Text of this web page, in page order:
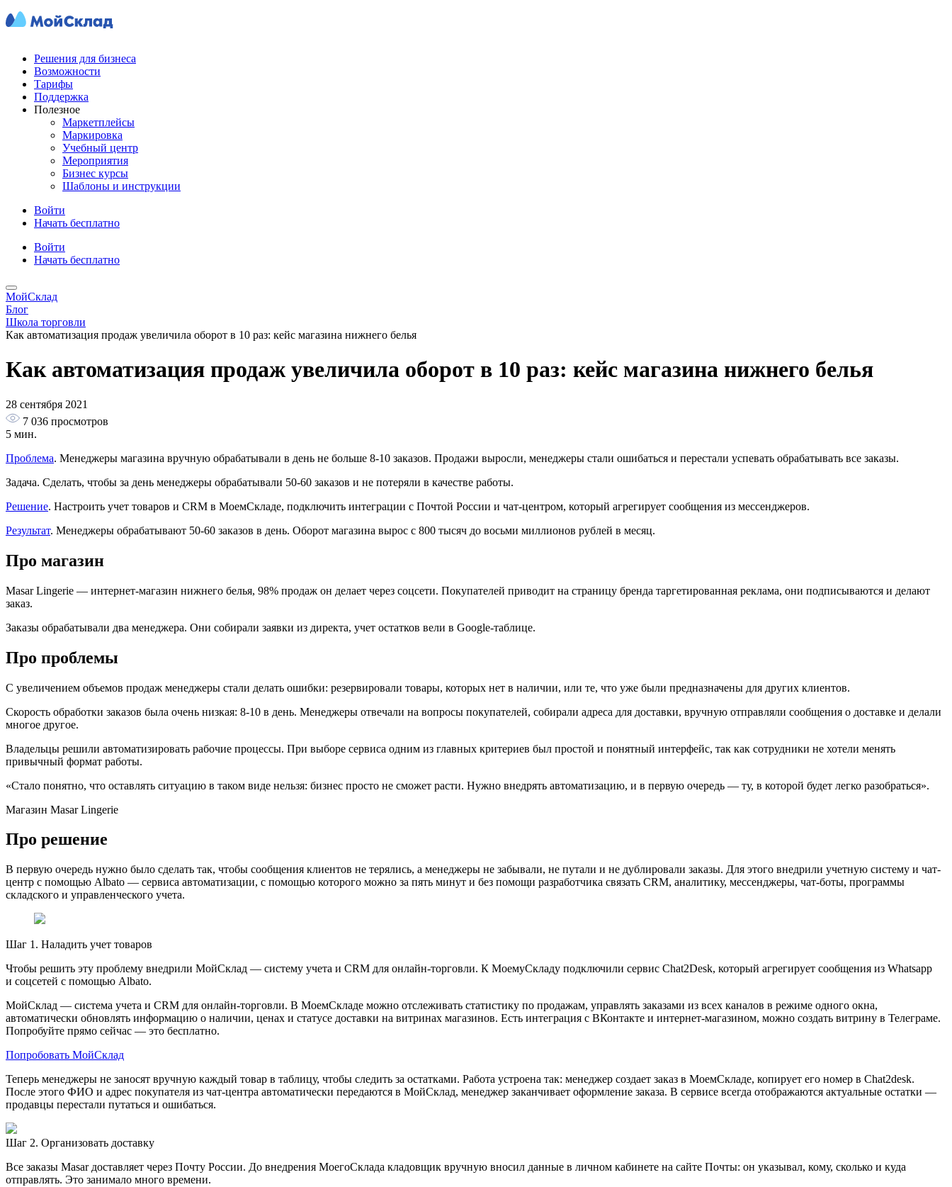
Решения для бизнеса
Возможности
Тарифы
Поддержка
Полезное
Маркетплейсы
Маркировка
Учебный центр
Мероприятия
Бизнес курсы
Шаблоны и инструкции
Войти
Начать бесплатно
Войти
Начать бесплатно
МойСклад
Блог
Школа торговли
Как автоматизация продаж увеличила оборот в 10 раз: кейс магазина нижнего белья
Как автоматизация продаж увеличила оборот в 10 раз: кейс магазина нижнего белья
28 сентября 2021
7 036 просмотров
5 мин.
Проблема. Менеджеры магазина вручную обрабатывали в день не больше 8-10 заказов. Продажи выросли, менеджеры стали ошибаться и перестали успевать обрабатывать все заказы.
Задача. Сделать, чтобы за день менеджеры обрабатывали 50-60 заказов и не потеряли в качестве работы.
Решение. Настроить учет товаров и CRM в МоемСкладе, подключить интеграции с Почтой России и чат-центром, который агрегирует сообщения из мессенджеров.
Результат. Менеджеры обрабатывают 50-60 заказов в день. Оборот магазина вырос с 800 тысяч до восьми миллионов рублей в месяц.
Про магазин
Masar Lingerie — интернет-магазин нижнего белья, 98% продаж он делает через соцсети. Покупателей приводит на страницу бренда таргетированная реклама, они подписываются и делают
заказ.
Заказы обрабатывали два менеджера. Они собирали заявки из директа, учет остатков вели в Google-таблице.
Про проблемы
С увеличением объемов продаж менеджеры стали делать ошибки: резервировали товары, которых нет в наличии, или те, что уже были предназначены для других клиентов.
Скорость обработки заказов была очень низкая: 8-10 в день. Менеджеры отвечали на вопросы покупателей, собирали адреса для доставки, вручную отправляли сообщения о доставке и делали
многое другое.
Владельцы решили автоматизировать рабочие процессы. При выборе сервиса одним из главных критериев был простой и понятный интерфейс, так как сотрудники не хотели менять
привычный формат работы.
«Стало понятно, что оставлять ситуацию в таком виде нельзя: бизнес просто не сможет расти. Нужно внедрять автоматизацию, и в первую очередь — ту, в которой будет легко разобраться».
Магазин Masar Lingerie
Про решение
В первую очередь нужно было сделать так, чтобы сообщения клиентов не терялись, а менеджеры не забывали, не путали и не дублировали заказы. Для этого внедрили учетную систему и чат-
центр с помощью Albato — сервиса автоматизации, с помощью которого можно за пять минут и без помощи разработчика связать CRM, аналитику, мессенджеры, чат-боты, программы
складского и управленческого учета.
Шаг 1. Наладить учет товаров
Чтобы решить эту проблему внедрили МойСклад — систему учета и CRM для онлайн-торговли. К МоемуСкладу подключили сервис Chat2Desk, который агрегирует сообщения из Whatsapp
и соцсетей с помощью Albato.
МойСклад — система учета и CRM для онлайн-торговли. В МоемСкладе можно отслеживать статистику по продажам, управлять заказами из всех каналов в режиме одного окна,
автоматически обновлять информацию о наличии, ценах и статусе доставки на витринах магазинов. Есть интеграция с ВКонтакте и интернет-магазином, можно создать витрину в Телеграме.
Попробуйте прямо сейчас — это бесплатно.
Попробовать МойСклад
Теперь менеджеры не заносят вручную каждый товар в таблицу, чтобы следить за остатками. Работа устроена так: менеджер создает заказ в МоемСкладе, копирует его номер в Chat2desk.
После этого ФИО и адрес покупателя из чат-центра автоматически передаются в МойСклад, менеджер заканчивает оформление заказа. В сервисе всегда отображаются актуальные остатки —
продавцы перестали путаться и ошибаться.
Шаг 2. Организовать доставку
Все заказы Masar доставляет через Почту России. До внедрения МоегоСклада кладовщик вручную вносил данные в личном кабинете на сайте Почты: он указывал, кому, сколько и куда
отправлять. Это занимало много времени.